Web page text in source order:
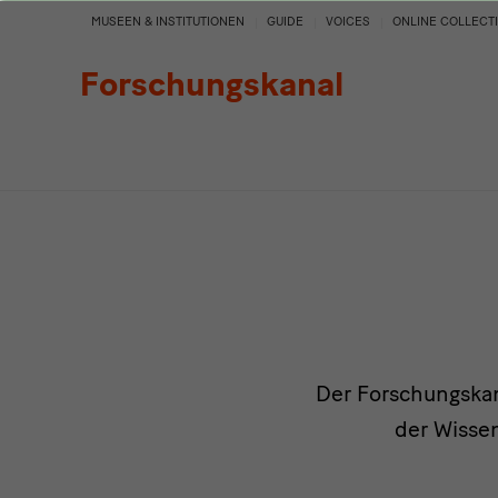
Forschungskanal
Projekte
MUSEEN & INSTITUTIONEN GUIDE VOICES ONLINE
Der
der